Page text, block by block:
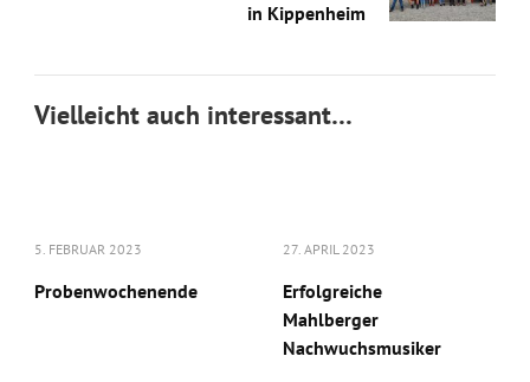
in Kippenheim
Vielleicht auch interessant…
5. FEBRUAR 2023
Probenwochenende
27. APRIL 2023
Erfolgreiche
Mahlberger
Nachwuchsmusiker